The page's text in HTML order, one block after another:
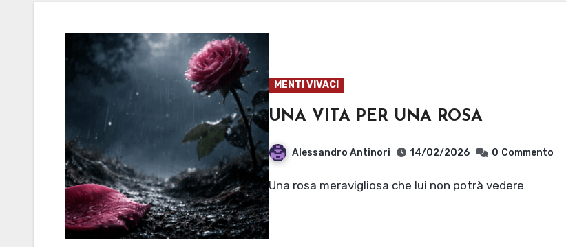
MENTI VIVACI
UNA VITA PER UNA ROSA
Alessandro Antinori 14/02/2026 0 Commento
Una rosa meravigliosa che lui non potrà vedere